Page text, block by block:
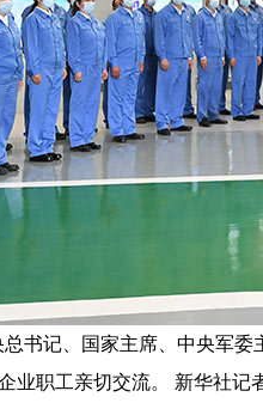
总书记、国家主席、中央军
业职工亲切交流。 新华社记